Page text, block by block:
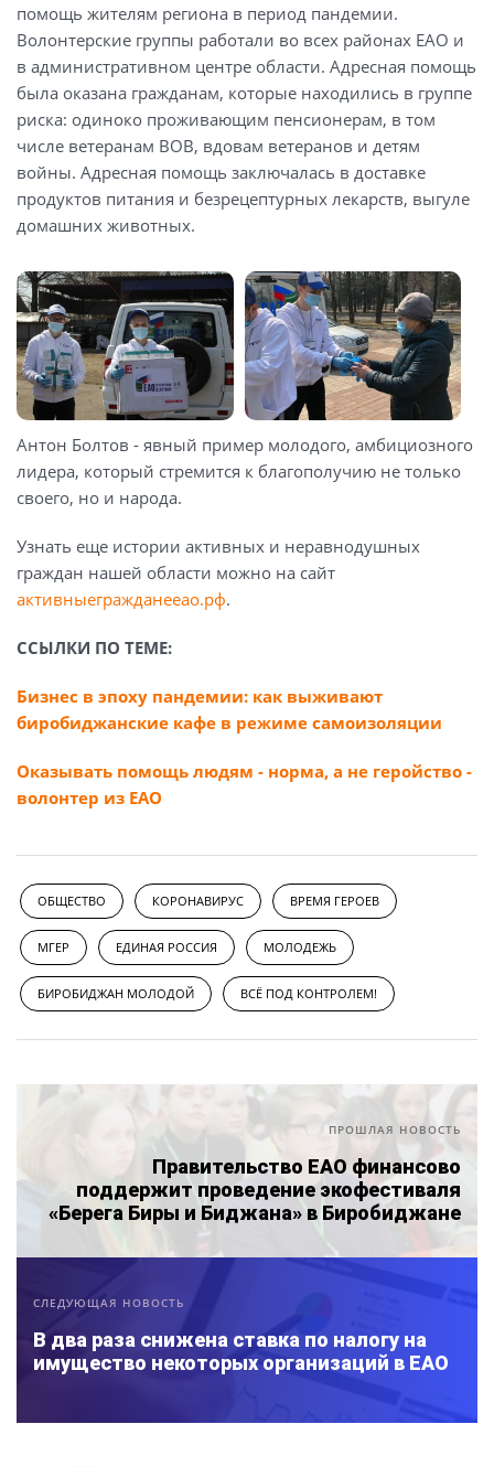
помощь жителям региона в период пандемии.
Волонтерские группы работали во всех районах ЕАО и
в административном центре области. Адресная помощь
была оказана гражданам, которые находились в группе
риска: одиноко проживающим пенсионерам, в том
числе ветеранам ВОВ, вдовам ветеранов и детям
войны. Адресная помощь заключалась в доставке
продуктов питания и безрецептурных лекарств, выгуле
домашних животных.
Антон Болтов - явный пример молодого, амбициозного
лидера, который стремится к благополучию не только
своего, но и народа.
Узнать еще истории активных и неравнодушных
граждан нашей области можно на сайт
активныегражданееао.рф.
ССЫЛКИ ПО ТЕМЕ:
Бизнес в эпоху пандемии: как выживают
биробиджанские кафе в режиме самоизоляции
Оказывать помощь людям - норма, а не геройство -
волонтер из ЕАО
ОБЩЕСТВО КОРОНАВИРУС ВРЕМЯ ГЕРОЕВ
МГЕР ЕДИНАЯ РОССИЯ МОЛОДЕЖЬ
БИРОБИДЖАН МОЛОДОЙ ВСЁ ПОД КОНТРОЛЕМ!
ПРОШЛАЯ НОВОСТЬ
Правительство ЕАО финансово
поддержит проведение экофестиваля
«Берега Биры и Биджана» в Биробиджане
СЛЕДУЮЩАЯ НОВОСТЬ
В два раза снижена ставка по налогу на
имущество некоторых организаций в ЕАО